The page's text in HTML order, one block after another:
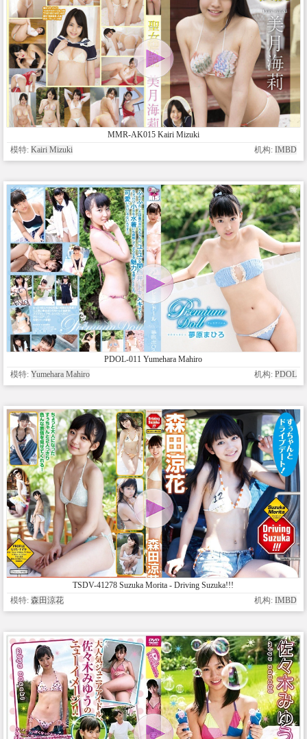
MMR-AK015 Kairi Mizuki
模特: Kairi Mizuki 机构: IMBD
PDOL-011 Yumehara Mahiro
模特: Yumehara Mahiro 机构: PDOL
TSDV-41278 Suzuka Morita - Driving Suzuka!!!
模特: 森田涼花 机构: IMBD